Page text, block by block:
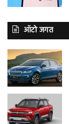
ऑटो जगत